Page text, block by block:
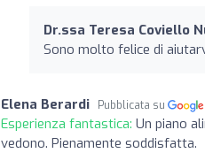
Dr.ssa Teresa Coviello
Sono molto felice di
Elena Berardi Pubblicata su
Esperienza fantastica: Un piano
vedono. Pienamente soddisfatta.